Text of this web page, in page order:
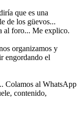
que es una
de los güevos...
al foro... Me explico.
organizamos y
engordando el
Colamos al WhatsApp
contenido,